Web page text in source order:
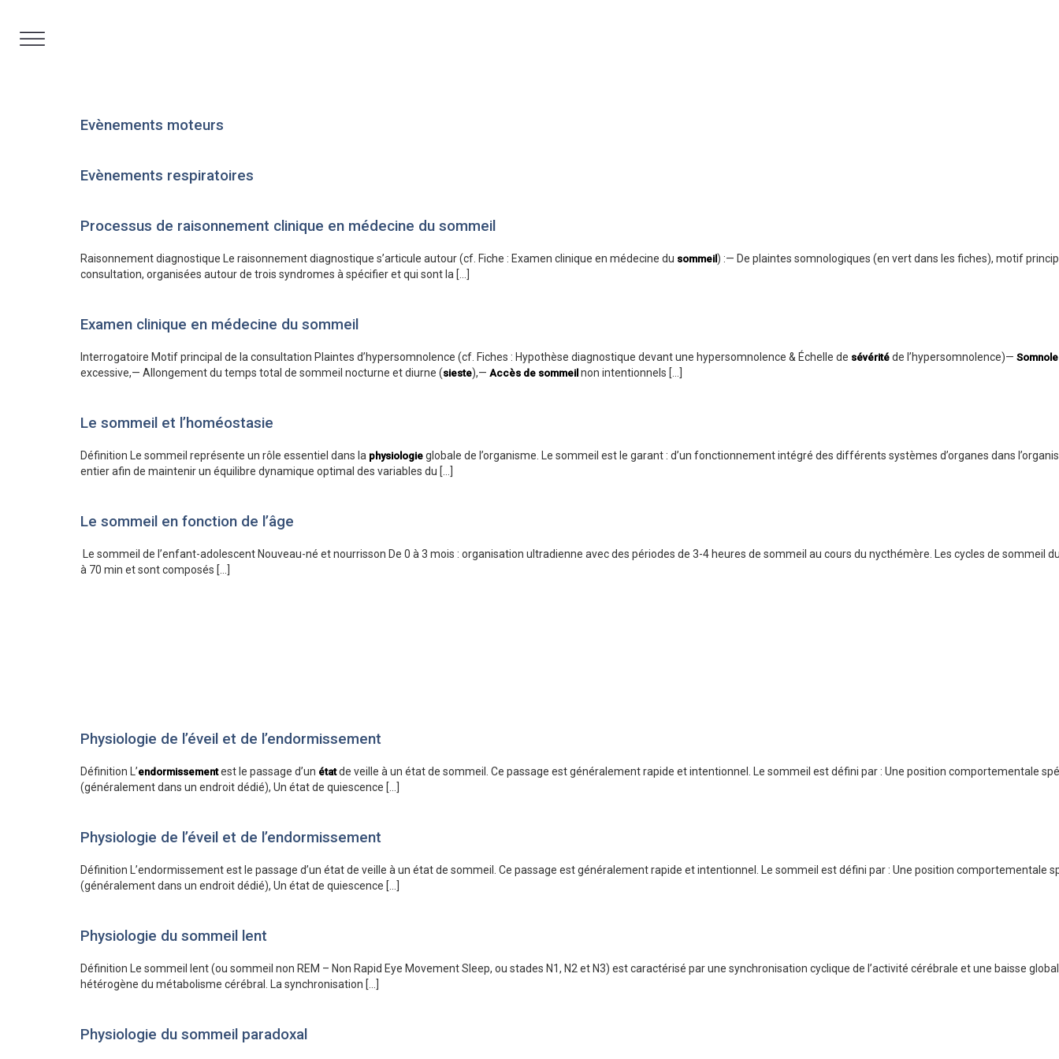
contenu
Evènements moteurs
Evènements respiratoires
Processus de raisonnement clinique en médecine du sommeil
Raisonnement diagnostique Le raisonnement diagnostique s’articule autour (cf. Fiche : Examen clinique en médecine du sommeil ) :— De plaintes somnologiques (en vert dans les fiches), motif
consultation, organisées autour de trois syndromes à spécifier et qui sont la […]
Examen clinique en médecine du sommeil
Interrogatoire Motif principal de la consultation Plaintes d’hypersomnolence (cf. Fiches : Hypothèse diagnostique devant une hypersomnolence & Échelle de sévérité de l’hypersomnolence)—
excessive,— Allongement du temps total de sommeil nocturne et diurne (sieste),— Accès de sommeil non intentionnels […]
Le sommeil et l’homéostasie
Définition Le sommeil représente un rôle essentiel dans la physiologie globale de l’organisme. Le sommeil est le garant : d’un fonctionnement intégré des différents systèmes d’organes dans
entier afin de maintenir un équilibre dynamique optimal des variables du […]
Le sommeil en fonction de l’âge
Le sommeil de l’enfant-adolescent Nouveau-né et nourrisson De 0 à 3 mois : organisation ultradienne avec des périodes de 3-4 heures de sommeil au cours du nycthémère. Les cycles de sommeil
à 70 min et sont composés […]
Physiologie de l’éveil et de l’endormissement
Définition L’endormissementest le passage d’un étatde veille à un état de sommeil. Ce passage est généralement rapide et intentionnel. Le sommeil est défini par : Une position comportementale
(généralement dans un endroit dédié), Un état de quiescence […]
Physiologie de l’éveil et de l’endormissement
Définition L’endormissement est le passage d’un état de veille à un état de sommeil. Ce passage est généralement rapide et intentionnel. Le sommeil est défini par : Une position comportementale
(généralement dans un endroit dédié), Un état de quiescence […]
Physiologie du sommeil lent
Définition Le sommeil lent (ou sommeil non REM – Non Rapid Eye Movement Sleep, ou stades N1, N2 et N3) est caractérisé par une synchronisation cyclique de l’activité cérébrale et une baisse
hétérogène du métabolisme cérébral. La synchronisation […]
Physiologie du sommeil paradoxal